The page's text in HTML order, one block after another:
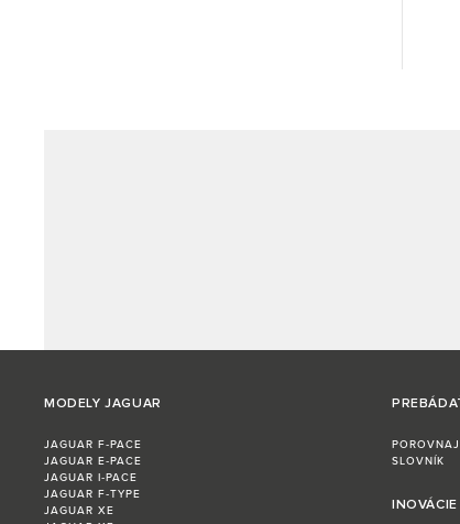
MODELY JAGUAR
JAGUAR F‑PACE
JAGUAR E‑PACE
JAGUAR I‑PACE
JAGUAR F‑TYPE
JAGUAR XE
SLOVNÍK